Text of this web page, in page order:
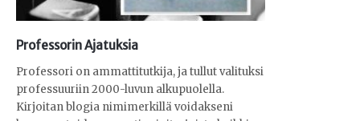
Professorin Ajatuksia
Professori on ammattitutkija, ja tullut valituksi
professuuriin 2000-luvun alkupuolella.
Kirjoitan blogia nimimerkillä voidakseni